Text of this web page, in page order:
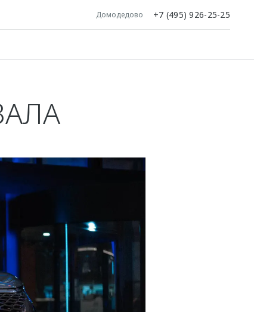
Домодедово +7 (495) 926-25-25